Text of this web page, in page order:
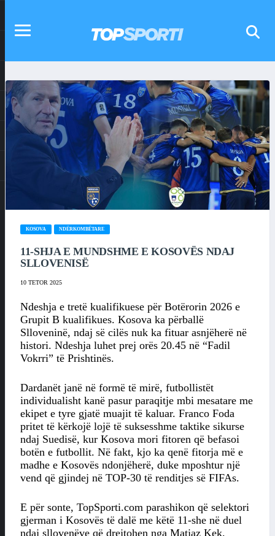
KOSOVA NDËRKOMBËTARE
11-SHJA E MUNDSHME E KOSOVËS NDAJ
SLLOVENISË
10 TETOR 2025
Ndeshja e tretë kualifikuese për Botërorin 2026 e
Grupit B kualifikues. Kosova ka përballë
Slloveninë, ndaj së cilës nuk ka fituar asnjëherë në
histori. Ndeshja luhet prej orës 20.45 në “Fadil
Vokrri” të Prishtinës.
Dardanët janë në formë të mirë, futbollistët
individualisht kanë pasur paraqitje mbi mesatare me
ekipet e tyre gjatë muajit të kaluar. Franco Foda
pritet të kërkojë lojë të suksesshme taktike sikurse
ndaj Suedisë, kur Kosova mori fitoren që befasoi
botën e futbollit. Në fakt, kjo ka qenë fitorja më e
madhe e Kosovës ndonjëherë, duke mposhtur një
vend që gjindej në TOP-30 të renditjes së FIFAs.
E për sonte, TopSporti.com parashikon që selektori
gjerman i Kosovës të dalë me këtë 11-she në duel
ndaj sllovenëve që drejtohen nga Matjaz Kek.